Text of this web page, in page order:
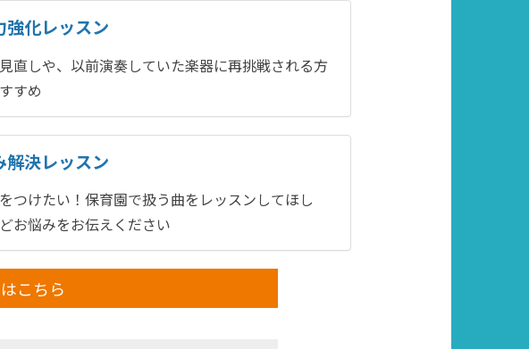
強化レッスン
直しや、以前演奏していた楽器に再挑戦される方
すめ
解決レッスン
つけたい！保育園で扱う曲をレッスンしてほし
お悩みをお伝えください
こちら